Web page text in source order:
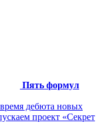
Пять формул
дебюта новых
проект «Секрет